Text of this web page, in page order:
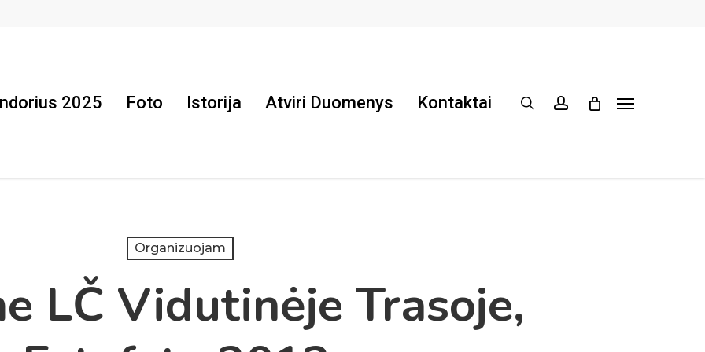
2025 Foto Istorija Atviri Duomenys Kontaktai searchaccountMenu
Organizuojam
LČ Vidutinėje Trasoje,